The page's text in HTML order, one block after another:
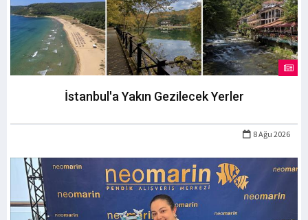
İstanbul'a Yakın Gezilecek Yerler
8 Ağu 2026